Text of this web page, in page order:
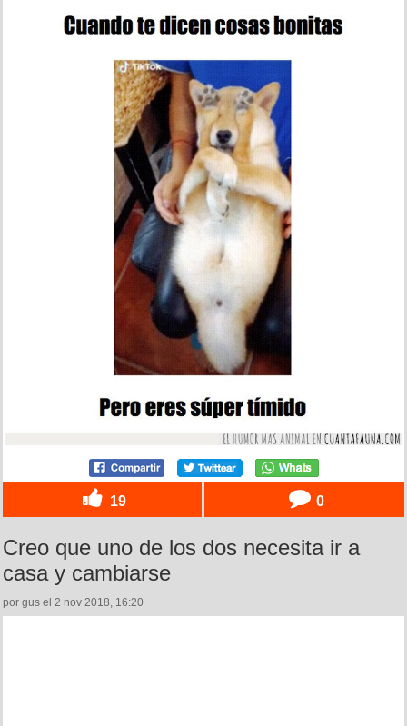
19 0
Creo que uno de los dos necesita ir a
casa y cambiarse
por gus el 2 nov 2018, 16:20